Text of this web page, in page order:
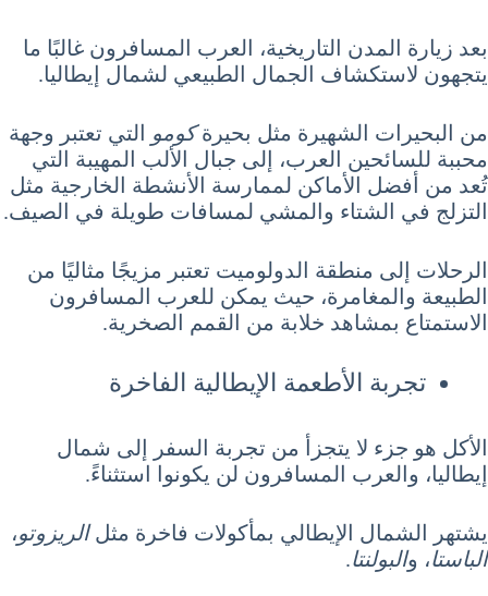
بعد زيارة المدن التاريخية، العرب المسافرون غالبًا ما
يتجهون لاستكشاف الجمال الطبيعي لشمال إيطاليا.
من البحيرات الشهيرة مثل بحيرةكومو التي تعتبر وجهة
محببة للسائحين العرب، إلى جبال الألب المهيبة التي
تُعد من أفضل الأماكن لممارسة الأنشطة الخارجية مثل
التزلج في الشتاء والمشي لمسافات طويلة في الصيف.
الرحلات إلى منطقة الدولوميت تعتبر مزيجًا مثاليًا من
الطبيعة والمغامرة، حيث يمكن للعرب المسافرون
الاستمتاع بمشاهد خلابة من القمم الصخرية.
تجربة الأطعمة الإيطالية الفاخرة
الأكل هو جزء لا يتجزأ من تجربة السفر إلى شمال
إيطاليا، والعرب المسافرون لن يكونوا استثناءً.
يشتهر الشمال الإيطالي بمأكولات فاخرة مثلالريزوتو،
الباستا، والبولنتا.